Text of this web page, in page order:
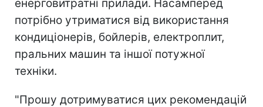
енерговитратні прилади. Насамперед
потрібно утриматися від використання
кондиціонерів, бойлерів, електроплит,
пральних машин та іншої потужної
техніки.
"Прошу дотримуватися цих рекомендацій